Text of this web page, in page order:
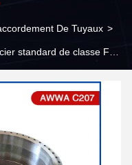
De Tuyaux >
standard de classe F